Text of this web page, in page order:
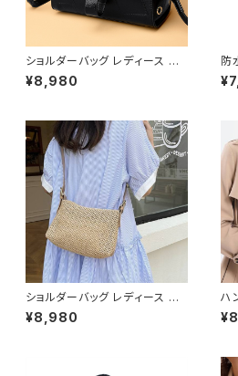
ショルダーバッグ レディース エ
ナメルバッグ ミニバッグ ワンショ
ルダー 斜めがけバッグ 2WAY
レッド ワンサイズ K-B0287
¥8,980
防
デ
ュ
ショルダーバッグ レディース 編
み込みバッグ サマーバッグ ナチ
ュラルバッグ カジュアルバッグ
¥8,980
ハ
ッ
グ
ン